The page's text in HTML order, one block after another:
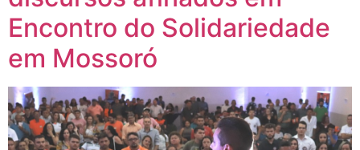
Encontro do Solidariedade
em Mossoró